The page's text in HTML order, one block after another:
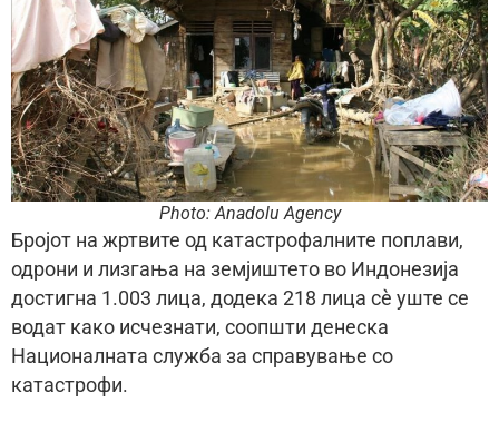
Photo: Anadolu Agency
Бројот на жртвите од катастрофалните поплави,
одрони и лизгања на земјиштето во Индонезија
достигна 1.003 лица, додека 218 лица сè уште се
водат како исчезнати, соопшти денеска
Националната служба за справување со
катастрофи.